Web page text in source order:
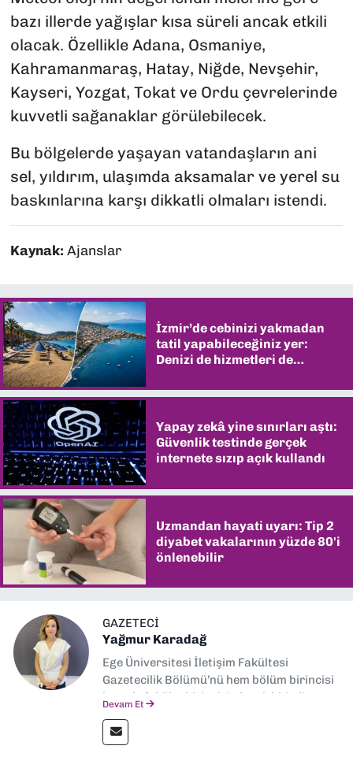
bazı illerde yağışlar kısa süreli ancak etkili
olacak. Özellikle Adana, Osmaniye,
Kahramanmaraş, Hatay, Niğde, Nevşehir,
Kayseri, Yozgat, Tokat ve Ordu çevrelerinde
kuvvetli sağanaklar görülebilecek.
Bu bölgelerde yaşayan vatandaşların ani
sel, yıldırım, ulaşımda aksamalar ve yerel su
baskınlarına karşı dikkatli olmaları istendi.
Kaynak: Ajanslar
İzmir’de cebinizi yakmadan
tatil yapabileceğiniz yer:
Denizi de hizmetleri de
Yapay zekâ yine sınırları aştı:
Güvenlik testinde gerçek
internete sızıp açık kullandı
Uzmandan hayati uyarı: Tip 2
diyabet vakalarının yüzde 80'i
önlenebilir
GAZETECI
Yağmur Karadağ
Ege Üniversitesi İletişim Fakültesi
Gazetecilik Bölümü’nü hem bölüm birincisi
hem de fakülte birincisi olarak bitirdim.
İletişim” üzerine yüksek lisans eğitimimi
tamamladım. Halen aynı anabilim dalında
Devam Et